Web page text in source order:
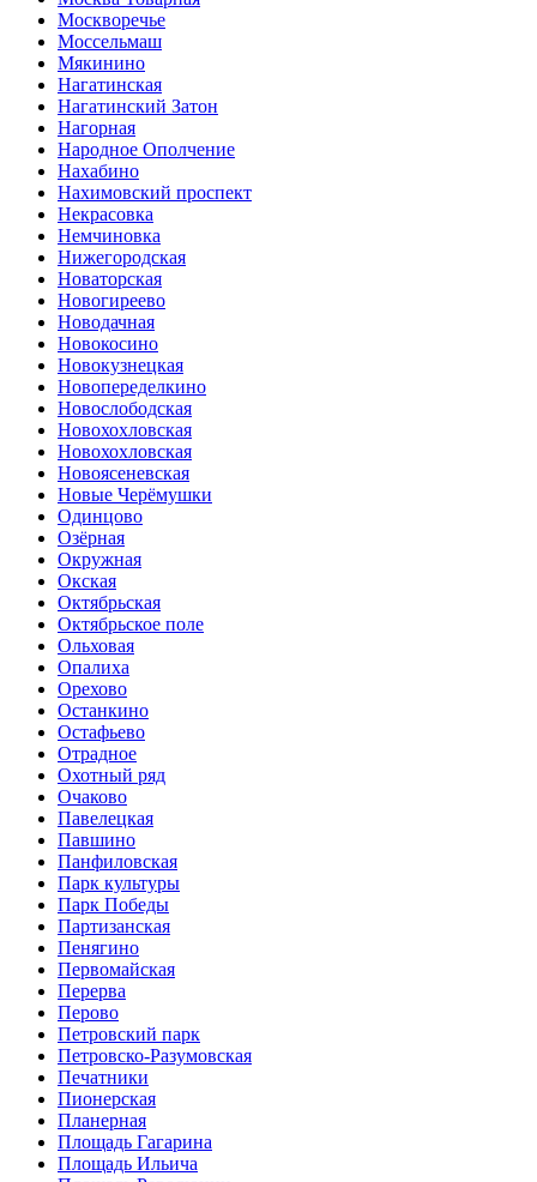
Москворечье
Моссельмаш
Мякинино
Нагатинская
Нагатинский Затон
Нагорная
Народное Ополчение
Нахабино
Нахимовский проспект
Некрасовка
Немчиновка
Нижегородская
Новаторская
Новогиреево
Новодачная
Новокосино
Новокузнецкая
Новопеределкино
Новослободская
Новохохловская
Новохохловская
Новоясеневская
Новые Черёмушки
Одинцово
Озёрная
Окружная
Окская
Октябрьская
Октябрьское поле
Ольховая
Опалиха
Орехово
Останкино
Остафьево
Отрадное
Охотный ряд
Очаково
Павелецкая
Павшино
Панфиловская
Парк культуры
Парк Победы
Партизанская
Пенягино
Первомайская
Перерва
Перово
Петровский парк
Петровско-Разумовская
Печатники
Пионерская
Планерная
Площадь Гагарина
Площадь Ильича